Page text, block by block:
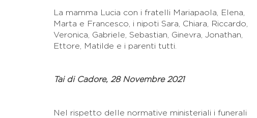
La mamma Lucia con i fratelli Mariapaola, Elena,
Marta e Francesco, i nipoti Sara, Chiara, Riccardo,
Veronica, Gabriele, Sebastian, Ginevra, Jonathan,
Ettore, Matilde e i parenti tutti.
Tai di Cadore, 28 Novembre 2021
Nel rispetto delle normative ministeriali i funerali